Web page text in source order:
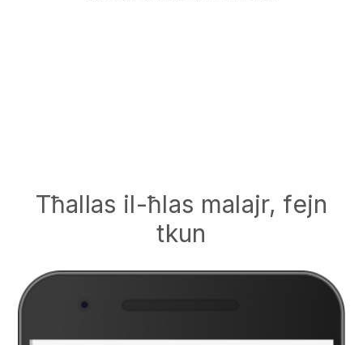
Tħallas il-ħlas malajr, fejn
tkun